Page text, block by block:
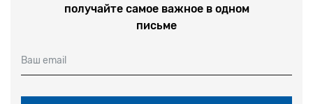
получайте самое важное в одном
письме
Ваш email